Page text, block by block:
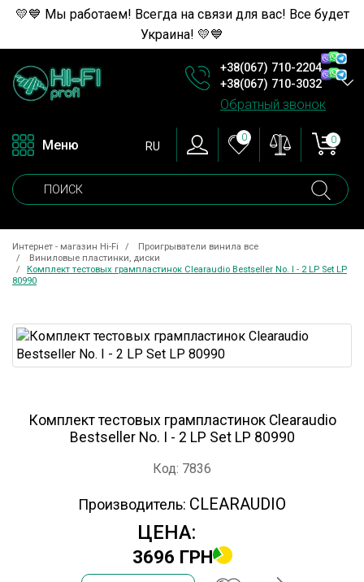
💛💙 Мы работаем! Всегда на связи для вас! Все будет
Украина! 💛💙
+38(067) 710-2204
+38(067) 710-3032
Обратный звонок
Меню RU
0 0
Интернет - магазин Hi-Fi
Проигрыватели винила все
Виниловые пластинки, диски
Комплект тестовых грампластинок Clearaudio Bestseller No. I - 2 LP Set LP
80990
Комплект тестовых грампластинок Clearaudio
Bestseller No. I - 2 LP Set LP 80990
Код: 7836
Производитель: CLEARAUDIO
ЦЕНА:
3696 ГРН